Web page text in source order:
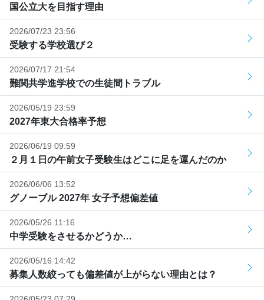
国公立大を目指す理由
2026/07/23 23:56
受験する学校選び２
2026/07/17 21:54
難関共学進学校での生徒間トラブル
2026/05/19 23:59
2027年東大合格率予想
2026/06/19 09:59
２月１日の午前女子受験生はどこに足を運んだのか
2026/06/06 13:52
グノーブル 2027年 女子予想偏差値
2026/05/26 11:16
中学受験をさせるかどうか…
2026/05/16 14:42
募集人数絞っても偏差値が上がらない理由とは？